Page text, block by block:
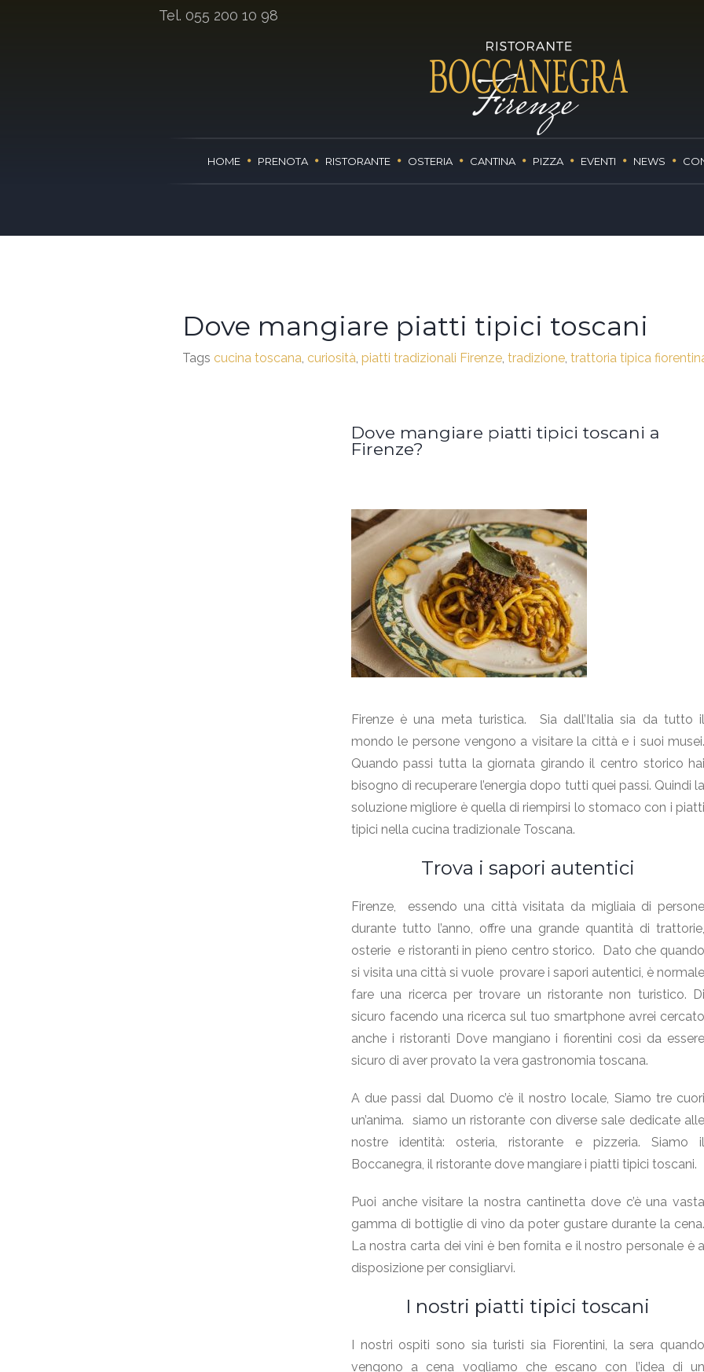
Tel. 055 200 10 98
HOME PRENOTA RISTORANTE OSTERIA CANTINA PIZZA EVENTI NEWS
Dove mangiare piatti tipici toscani
Tags cucina toscana, curiosità, piatti tradizionali Firenze, tradizione, trattoria tipica
Dove mangiare piatti tipici toscani a
Firenze?
Firenze è una meta turistica. Sia dall’Italia sia da tutto il
mondo le persone vengono a visitare la città e i suoi musei.
Quando passi tutta la giornata girando il centro storico hai
bisogno di recuperare l’energia dopo tutti quei passi. Quindi la
soluzione migliore è quella di riempirsi lo stomaco con i piatti
tipici nella cucina tradizionale Toscana.
Trova i sapori autentici
Firenze, essendo una città visitata da migliaia di persone
durante tutto l’anno, offre una grande quantità di trattorie,
osterie e ristoranti in pieno centro storico. Dato che quando
si visita una città si vuole provare i sapori autentici, è normale
fare una ricerca per trovare un ristorante non turistico. Di
sicuro facendo una ricerca sul tuo smartphone avrei cercato
anche i ristoranti Dove mangiano i fiorentini così da essere
sicuro di aver provato la vera gastronomia toscana.
A due passi dal Duomo c’è il nostro locale, Siamo tre cuori
un’anima. siamo un ristorante con diverse sale dedicate alle
nostre identità: osteria, ristorante e pizzeria. Siamo il
Boccanegra, il ristorante dove mangiare i piatti tipici toscani.
Puoi anche visitare la nostra cantinetta dove c’è una vasta
gamma di bottiglie di vino da poter gustare durante la cena.
La nostra carta dei vini è ben fornita e il nostro personale è a
disposizione per consigliarvi.
I nostri piatti tipici toscani
I nostri ospiti sono sia turisti sia Fiorentini, la sera quando
vengono a cena vogliamo che escano con l’idea di un